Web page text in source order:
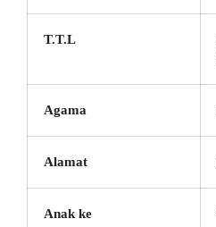
T.T.L
Agama
Alamat
Anak ke